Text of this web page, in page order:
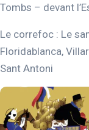
Tombs – devant
Le correfoc : Le
Floridablanca,
Sant Antoni